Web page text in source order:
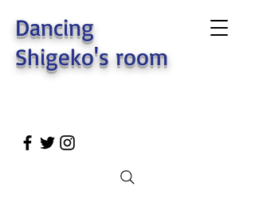
Dancing
Shigeko's room